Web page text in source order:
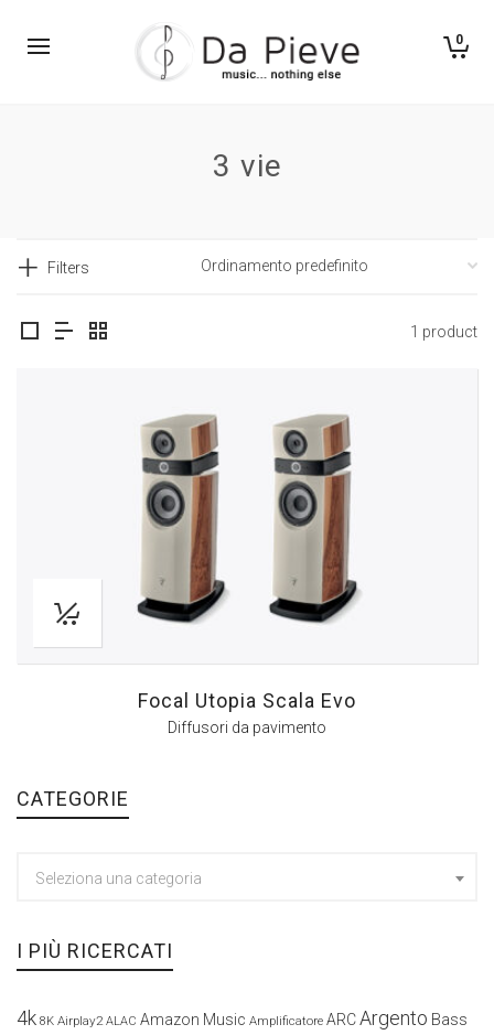
0
3 vie
Filters
1 product
Focal Utopia Scala Evo
Diffusori da pavimento
CATEGORIE
Seleziona una categoria
I PIÙ RICERCATI
4k 8K Airplay2 ALAC Amazon Music Amplificatore ARCArgento Bass